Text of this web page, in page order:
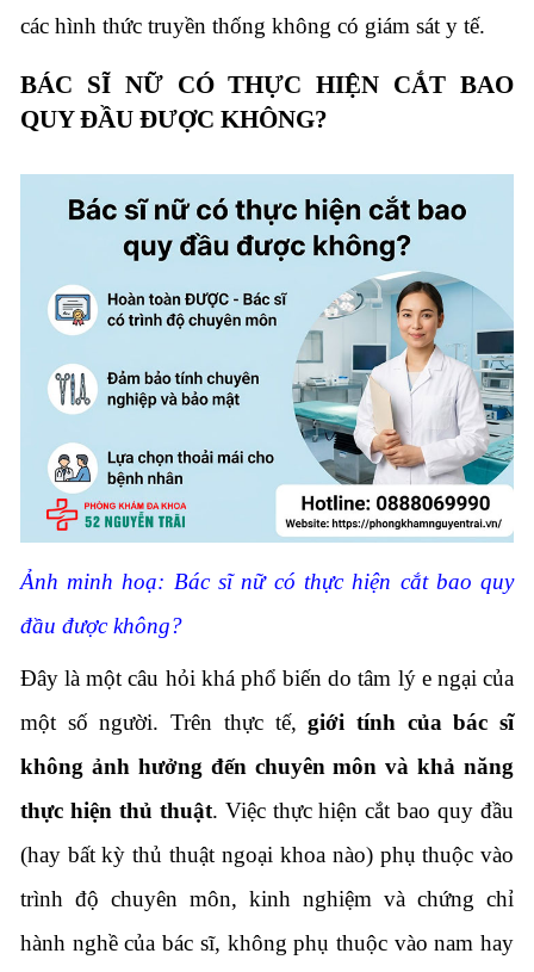
các hình thức truyền thống không có giám sát y tế.
BÁC SĨ NỮ CÓ THỰC HIỆN CẮT BAO
QUY ĐẦU ĐƯỢC KHÔNG?
Ảnh minh hoạ: Bác sĩ nữ có thực hiện cắt bao quy
đầu được không?
Đây là một câu hỏi khá phổ biến do tâm lý e ngại của
một số người. Trên thực tế,giới tính của bác sĩ
không ảnh hưởng đến chuyên môn và khả năng
thực hiện thủ thuật. Việc thực hiện cắt bao quy đầu
(hay bất kỳ thủ thuật ngoại khoa nào) phụ thuộc vào
trình độ chuyên môn, kinh nghiệm và chứng chỉ
hành nghề của bác sĩ, không phụ thuộc vào nam hay